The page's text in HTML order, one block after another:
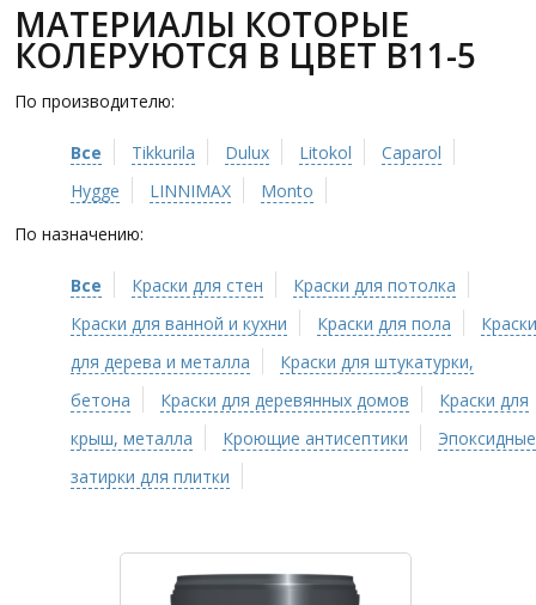
МАТЕРИАЛЫ КОТОРЫЕ
КОЛЕРУЮТСЯ В ЦВЕТ B11-5
По производителю:
Все Tikkurila Dulux Litokol
Caparol
Hygge
LINNIMAX
Monto
По назначению:
Все Краски для стен
Краски для потолка
Краски для ванной и кухни
Краски для пола
Краски
для дерева и металла
Краски для штукатурки,
бетона
Краски для деревянных домов
Краски для
крыш, металла
Кроющие антисептики
Эпоксидные
затирки для плитки